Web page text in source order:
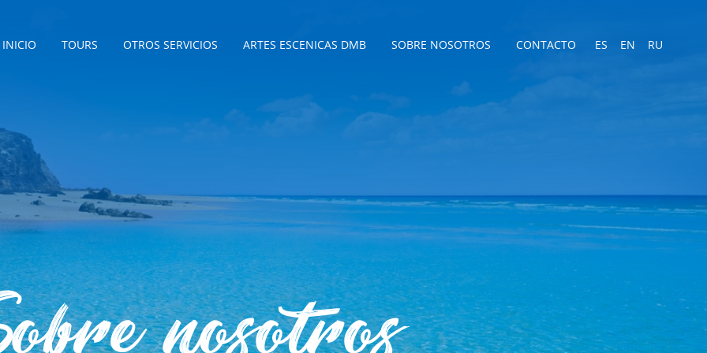
INICIO TOURS OTROS SERVICIOS ARTES ESCENICAS DMB SOBRE NOSOTROS CONTACTO ES EN RU